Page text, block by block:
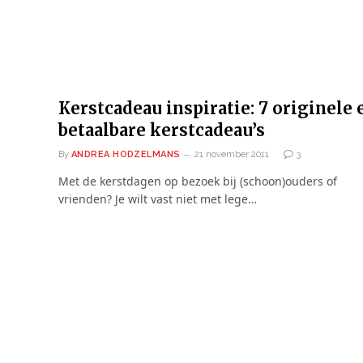
Kerstcadeau inspiratie: 7 originele
betaalbare kerstcadeau’s
By ANDREA HODZELMANS 21 november 2011 3
Met de kerstdagen op bezoek bij (schoon)ouders of
vrienden? Je wilt vast niet met lege…